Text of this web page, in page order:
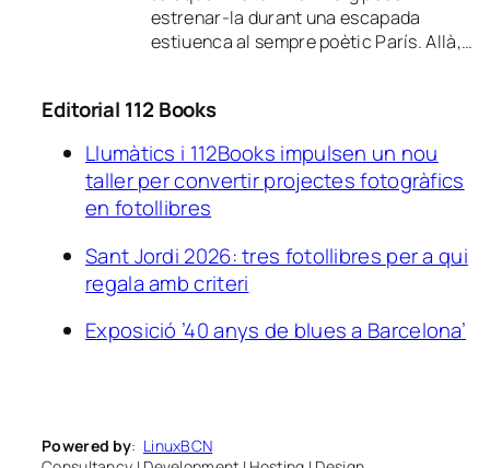
estrenar-la durant una escapada
estiuenca al sempre poètic París. Allà,…
Editorial 112 Books
Llumàtics i 112Books impulsen un nou
taller per convertir projectes fotogràfics
en fotollibres
Sant Jordi 2026: tres fotollibres per a qui
regala amb criteri
Exposició ’40 anys de blues a Barcelona’
Powered by: LinuxBCN